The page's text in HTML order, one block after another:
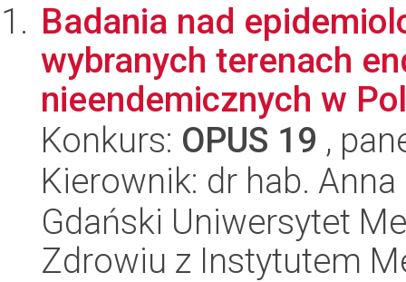
Badania nad
wybranych terenach
nieendemicznych w
Konkurs: OPUS 19 ,
Kierownik: dr hab.
Gdański Uniwersytet
Zdrowiu z Instytutem